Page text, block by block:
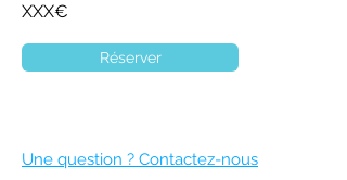
XXX€
Réserver
Une question ? Contactez-nous